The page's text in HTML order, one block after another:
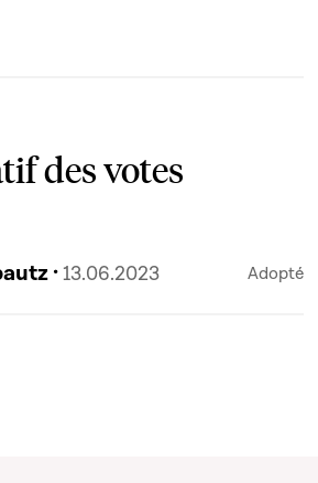
des votes
Motion 1 - M. Spautz ·13.06.2023 Adopté